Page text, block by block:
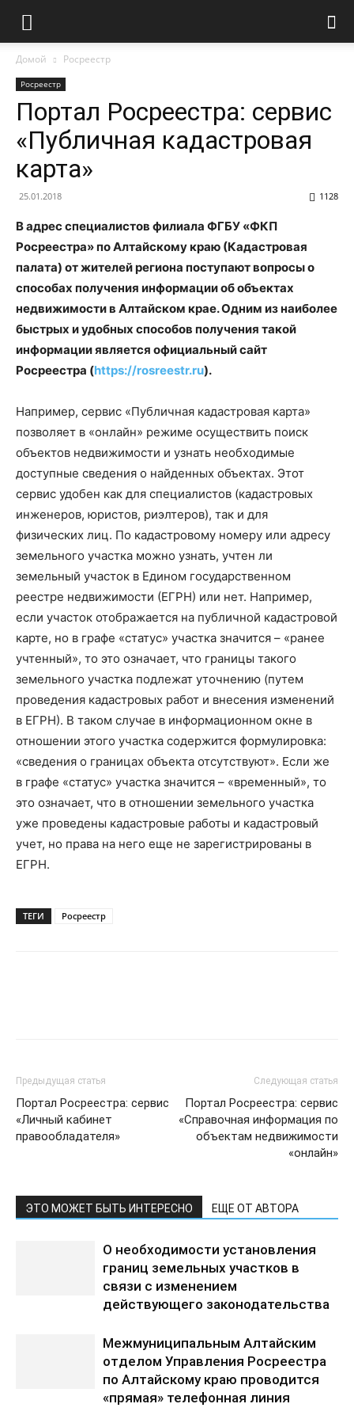
Домой Росреестр
Росреестр
Портал Росреестра: сервис
«Публичная кадастровая
карта»
25.01.2018 1128
В адрес специалистов филиала ФГБУ «ФКП
Росреестра» по Алтайскому краю (Кадастровая
палата) от жителей региона поступают вопросы о
способах получения информации об объектах
недвижимости в Алтайском крае. Одним из наиболее
быстрых и удобных способов получения такой
информации является официальный сайт
Росреестра (https://rosreestr.ru).
Например, сервис «Публичная кадастровая карта»
позволяет в «онлайн» режиме осуществить поиск
объектов недвижимости и узнать необходимые
доступные сведения о найденных объектах. Этот
сервис удобен как для специалистов (кадастровых
инженеров, юристов, риэлтеров), так и для
физических лиц. По кадастровому номеру или адресу
земельного участка можно узнать, учтен ли
земельный участок в Едином государственном
реестре недвижимости (ЕГРН) или нет. Например,
если участок отображается на публичной кадастровой
карте, но в графе «статус» участка значится – «ранее
учтенный», то это означает, что границы такого
земельного участка подлежат уточнению (путем
проведения кадастровых работ и внесения изменений
в ЕГРН). В таком случае в информационном окне в
отношении этого участка содержится формулировка:
«сведения о границах объекта отсутствуют». Если же
в графе «статус» участка значится – «временный», то
это означает, что в отношении земельного участка
уже проведены кадастровые работы и кадастровый
учет, но права на него еще не зарегистрированы в
ЕГРН.
ТЕГИ Росреестр
Предыдущая статья
Портал Росреестра: сервис
«Личный кабинет
правообладателя»
Следующая статья
Портал Росреестра: сервис
«Справочная информация по
объектам недвижимости
«онлайн»
ЭТО МОЖЕТ БЫТЬ ИНТЕРЕСНО ЕЩЕ ОТ АВТОРА
О необходимости установления
границ земельных участков в
связи с изменением
действующего законодательства
Межмуниципальным Алтайским
отделом Управления Росреестра
по Алтайскому краю проводится
«прямая» телефонная линия